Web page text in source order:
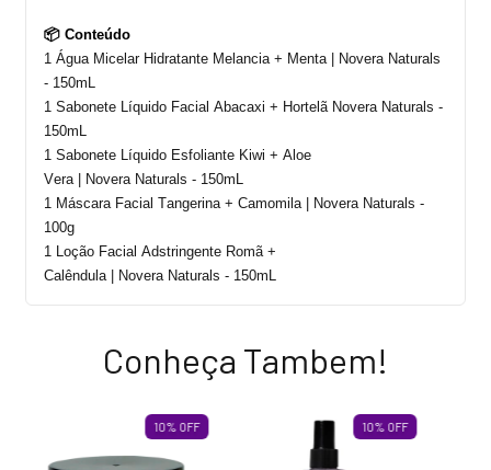
📦 Conteúdo
1 Água Micelar Hidratante Melancia + Menta
Novera Naturals
- 150mL
1 Sabonete Líquido Facial Abacaxi + Hortelã Novera Naturals -
150mL
1 Sabonete Líquido Esfoliante Kiwi + Aloe
Vera
Novera Naturals - 150mL
1 Máscara Facial Tangerina + Camomila
| Novera Naturals -
100g
1 Loção Facial Adstringente Romã +
Calêndula
Novera Naturals - 150mL
Conheça Tambem!
10% OFF 10% OFF